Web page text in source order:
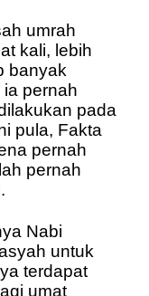
umrah
kali, lebih
banyak
pernah
pada
pula, Fakta
pernah
pernah
Nabi
untuk
terdapat
umat